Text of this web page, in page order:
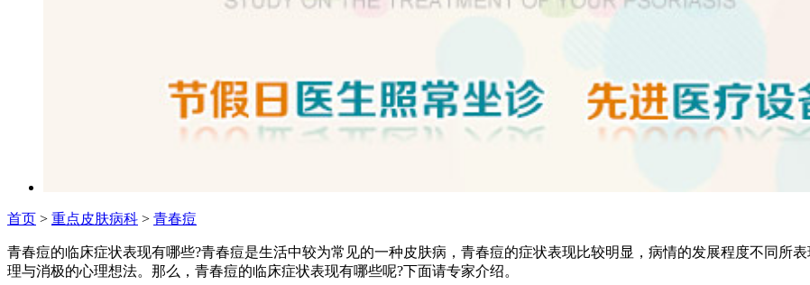
首页 > 重点皮肤病科 > 青春痘
青春痘的临床症状表现有哪些?青春痘是生活中较为常见的一种皮肤病，青春痘的症状表现比较明显，病情的发展程度不同所
理与消极的心理想法。那么，青春痘的临床症状表现有哪些呢?下面请专家介绍。